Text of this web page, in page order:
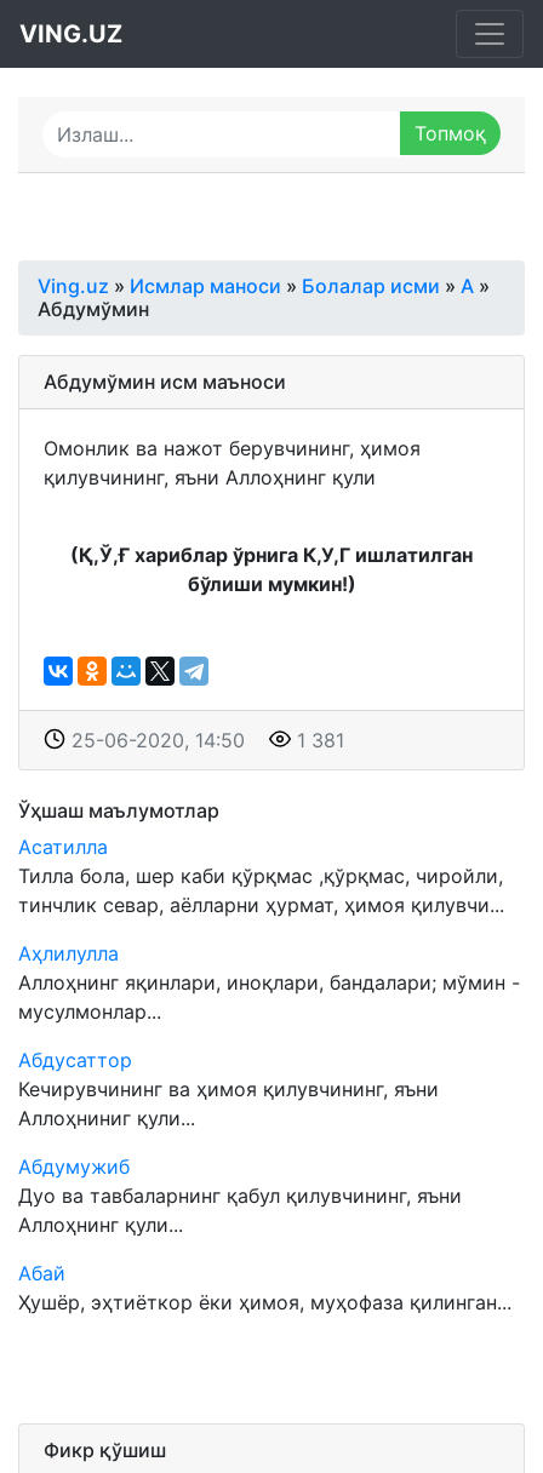
VING.UZ
Ving.uz » Исмлар маноси » Болалар исми » А »
Абдумўмин
Абдумўмин исм маъноси
Омонлик ва нажот берувчининг, ҳимоя
қилувчининг, яъни Аллоҳнинг қули
(Қ,Ў,Ғ хариблар ўрнига К,У,Г ишлатилган
бўлиши мумкин!)
25-06-2020, 14:50 1 381
Ўҳшаш маълумотлар
Асатилла
Тилла бола, шер каби қўрқмас ,қўрқмас, чиройли,
тинчлик севар, аёлларни ҳурмат, ҳимоя қилувчи...
Аҳлилулла
Аллоҳнинг яқинлари, иноқлари, бандалари; мўмин -
мусулмонлар...
Абдусаттор
Кечирувчининг ва ҳимоя қилувчининг, яъни
Аллоҳниниг қули...
Абдумужиб
Дуо ва тавбаларнинг қабул қилувчининг, яъни
Аллоҳнинг қули...
Абай
Ҳушёр, эҳтиёткор ёки ҳимоя, муҳофаза қилинган...
Фикр қўшиш